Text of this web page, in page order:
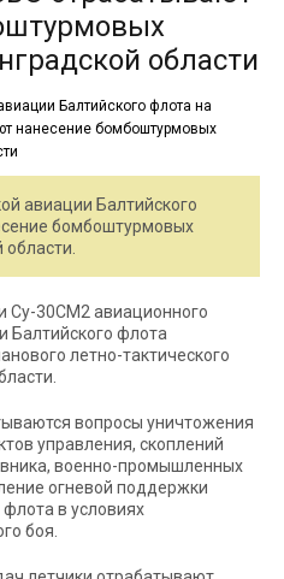
области
авиации Балтийского
бомбоштурмовых
Су-30СМ2 авиационного
Балтийского флота
летно-тактического
вопросы уничтожения
управления, скоплений
военно-промышленных
огневой поддержки
в условиях
боя.